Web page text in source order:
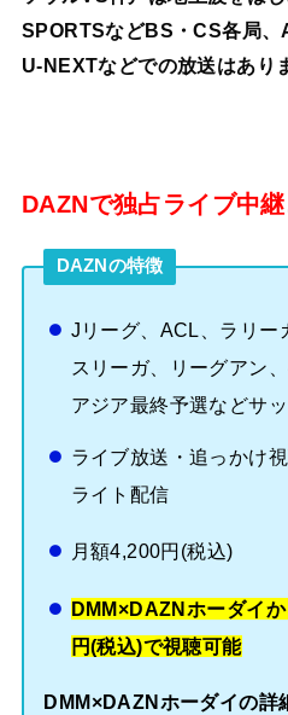
SPORTSなどBS・CS各局、
U-NEXTなどでの放送はあり
DAZNで独占ライブ中継
DAZNの特徴
Jリーグ、ACL、ラリー
スリーガ、リーグアン
アジア最終予選などサ
ライブ放送・追っかけ
ライト配信
月額4,200円(税込)
DMM×DAZNホーダイ
円(税込)で視聴可能
DMM×DAZNホーダイの詳